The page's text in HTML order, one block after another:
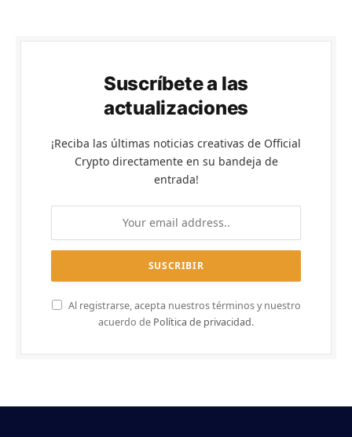
Suscríbete a las
actualizaciones
¡Reciba las últimas noticias creativas de Official
Crypto directamente en su bandeja de
entrada!
Al registrarse, acepta nuestros términos y nuestro
acuerdo de Política de privacidad.